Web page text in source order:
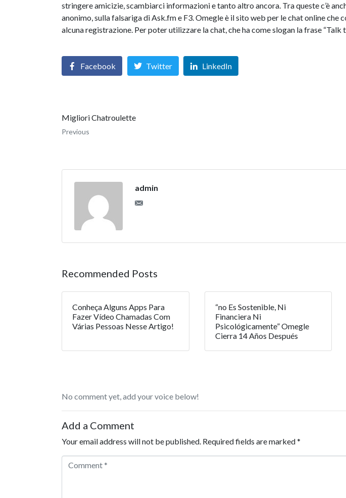
stringere amicizie, scambiarci informazioni e tanto altro ancora. Tra queste c’è
anonimo, sulla falsariga di Ask.fm e F3. Omegle è il sito web per le chat online
alcuna registrazione. Per poter utilizzare la chat, che ha come slogan la frase “Talk
Facebook Twitter LinkedIn
Migliori Chatroulette
Previous
admin
Recommended Posts
Conheça Alguns Apps Para
Fazer Vídeo Chamadas Com
Várias Pessoas Nesse Artigo!
“no Es Sostenible, Ni
Financiera Ni
Psicológicamente” Omegle
Cierra 14 Años Después
No comment yet, add your voice below!
Add a Comment
Your email address will not be published. Required fields are marked*
Comment *